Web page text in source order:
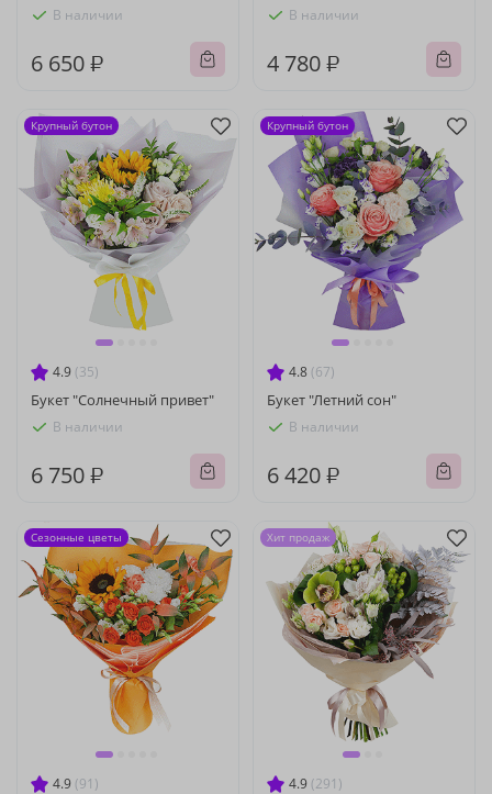
В наличии
6 650 ₽
В наличии
4 780 ₽
4.9 (35)
Букет "Солнечный привет"
В наличии
6 750 ₽
Крупный бутон
4.8 (67)
Букет "Летний сон"
В наличии
6 420 ₽
Крупный бутон
4.9 (91)
Сезонные цветы
4.9 (291)
Хит продаж